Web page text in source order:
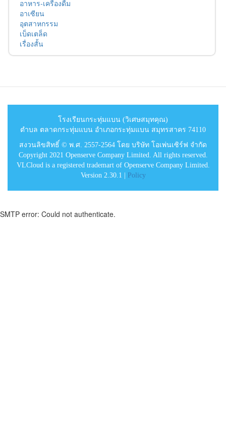
อาหาร-เครื่องดื่ม
อาเซียน
อุตสาหกรรม
เบ็ดเตล็ด
เรื่องสั้น
โรงเรียนกระทุ่มแบน (วิเศษสมุทคุณ)
ตำบล ตลาดกระทุ่มแบน อำเภอกระทุ่มแบน สมุทรสาคร 74110
สงวนลิขสิทธิ์ © พ.ศ. 2557-2564 โดย บริษัท โอเพ่นเซิร์ฟ จำกัด
Copyright 2021 Openserve Company Limited. All rights reserved.
VLCloud is a registered trademart of Openserve Company Limited.
Version 2.30.1 |
Policy
SMTP error: Could not authenticate.